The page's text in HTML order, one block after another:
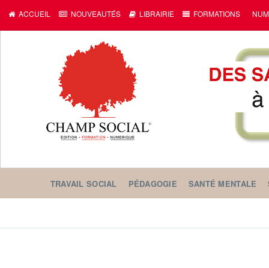
ACCUEIL NOUVEAUTÉS LIBRAIRIE FORMATIONS
TRAVAIL SOCIAL PÉDAGOGIE SANTÉ MENTALE